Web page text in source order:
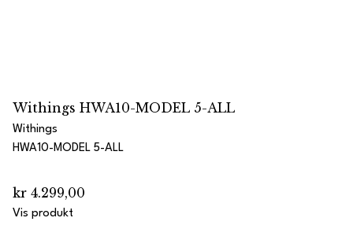
Withings HWA10-MODEL 5-ALL
Withings
HWA10-MODEL 5-ALL
kr 4.299,00
Vis produkt